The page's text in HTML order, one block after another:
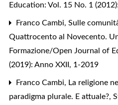
Education: Vol. 15 No. 1
Franco Cambi, Sulle
Quattrocento al Novecento.
Formazione/Open Journal of
(2019): Anno XXII, 1-2019
Franco Cambi, La religione
paradigma plurale. E attuale?,